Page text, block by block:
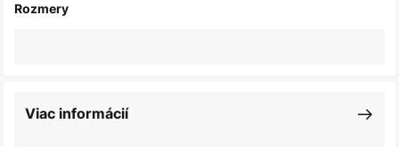
Rozmery
Viac informácií